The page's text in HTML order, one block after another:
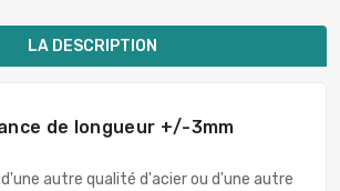
LA DESCRIPTION
de longueur +/-3mm
autre qualité d'acier ou d'une autre